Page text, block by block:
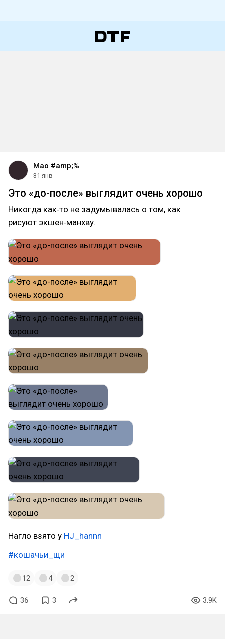
Mao #amp;%
31 янв
Это «до-после» выглядит очень хорошо
Никогда как‑то не задумывалась о том, как
рисуют экшен‑манхву.
Нагло взято у HJ_hannn
#кошачьи_щи
12 4 2
36 3 3.9K